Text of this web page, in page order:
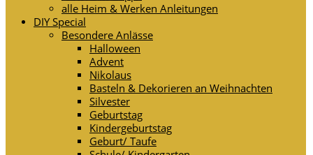
alle Heim & Werken Anleitungen
DIY Special
Besondere Anlässe
Halloween
Advent
Nikolaus
Basteln & Dekorieren an Weihnachten
Silvester
Geburtstag
Kindergeburtstag
Geburt/ Taufe